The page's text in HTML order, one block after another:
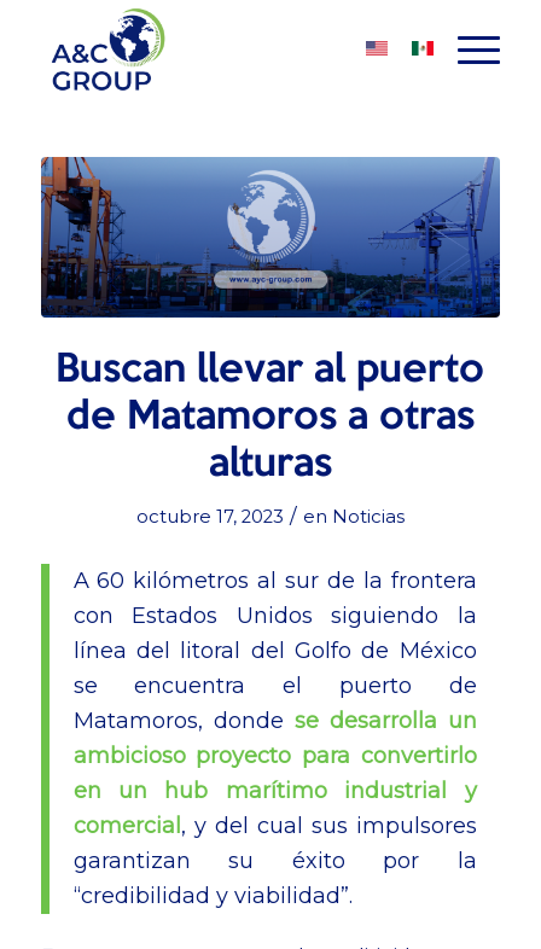
Buscan llevar al puerto
de Matamoros a otras
alturas
octubre 17, 2023 / en Noticias
A 60 kilómetros al sur de la frontera
con Estados Unidos siguiendo la
línea del litoral del Golfo de México
se encuentra el puerto de
Matamoros, donde se desarrolla un
ambicioso proyecto para convertirlo
en un hub marítimo industrial y
comercial, y del cual sus impulsores
garantizan su éxito por la
“credibilidad y viabilidad”.